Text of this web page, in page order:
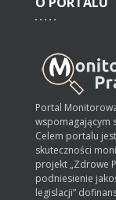
Portal
wspomagającym
Celem portalu
skuteczności
projekt „Zdrowe
podniesienie
legislacji”